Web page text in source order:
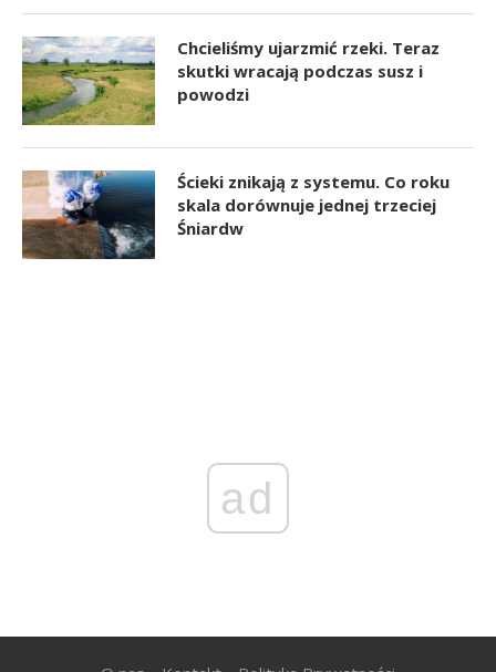
Chcieliśmy ujarzmić rzeki. Teraz
skutki wracają podczas susz i
powodzi
Ścieki znikają z systemu. Co roku
skala dorównuje jednej trzeciej
Śniardw
ad